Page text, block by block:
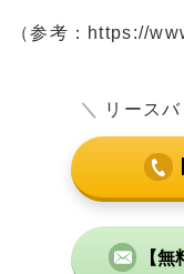
（参考：https://
＼ リース
【